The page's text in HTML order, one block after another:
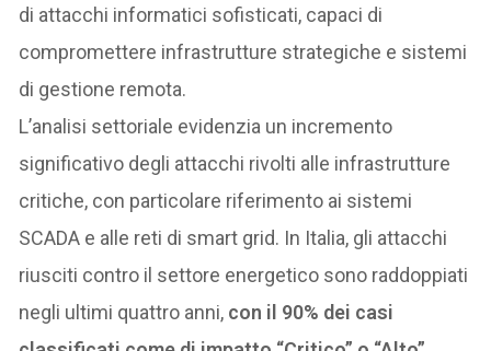
di attacchi informatici sofisticati, capaci di
compromettere infrastrutture strategiche e sistemi
di gestione remota.
L’analisi settoriale evidenzia un incremento
significativo degli attacchi rivolti alle infrastrutture
critiche, con particolare riferimento ai sistemi
SCADA e alle reti di smart grid. In Italia, gli attacchi
riusciti contro il settore energetico sono raddoppiati
negli ultimi quattro anni, con il 90% dei casi